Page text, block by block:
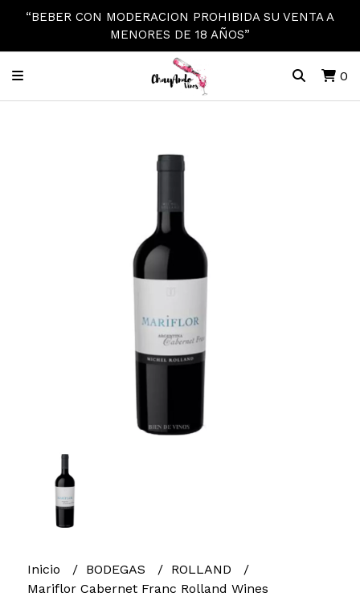
“BEBER CON MODERACION PROHIBIDA SU VENTA A
MENORES DE 18 AÑOS”
0
Inicio BODEGAS
ROLLAND
Mariflor Cabernet Franc Rolland Wines